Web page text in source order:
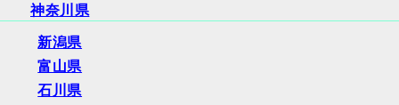
神奈川県
新潟県
富山県
石川県